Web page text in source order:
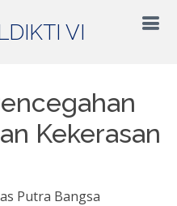
VI
Kekerasan
Putra Bangsa